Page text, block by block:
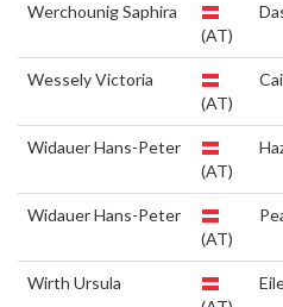
Werchounig Saphira
(AT)
Wessely Victoria
(AT)
Widauer Hans-Peter
(AT)
Widauer Hans-Peter
(AT)
Wirth Ursula